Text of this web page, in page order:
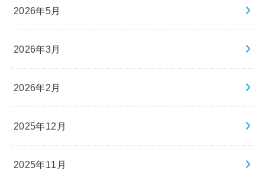
2026年5月
2026年3月
2026年2月
2025年12月
2025年11月